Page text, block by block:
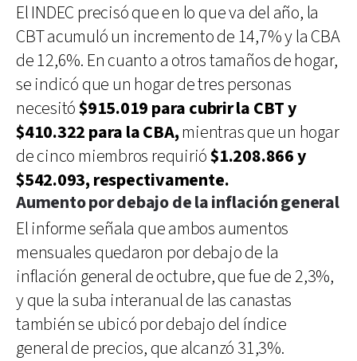
El INDEC precisó que en lo que va del año, la
CBT acumuló un incremento de 14,7% y la CBA
de 12,6%. En cuanto a otros tamaños de hogar,
se indicó que un hogar de tres personas
necesitó$915.019 para cubrir la CBT y
$410.322 para la CBA,mientras que un hogar
de cinco miembros requirió$1.208.866 y
$542.093, respectivamente.
Aumento por debajo de la inflación general
El informe señala que ambos aumentos
mensuales quedaron por debajo de la
inflación general de octubre, que fue de 2,3%,
y que la suba interanual de las canastas
también se ubicó por debajo del índice
general de precios, que alcanzó 31,3%.